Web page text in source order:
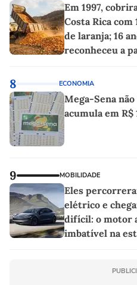
Em 1997,
Costa Rica com
de laranja; 16
reconheceu a
8 ECONOMIA
Mega-Sena
acumula em R$
9 MOBILIDADE
Eles
elétrico e
difícil: o motor
imbatível na